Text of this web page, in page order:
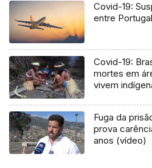
Covid-19:
entre
Covid-19:
mortes em
vivem
Fuga da
prova
anos (vídeo)